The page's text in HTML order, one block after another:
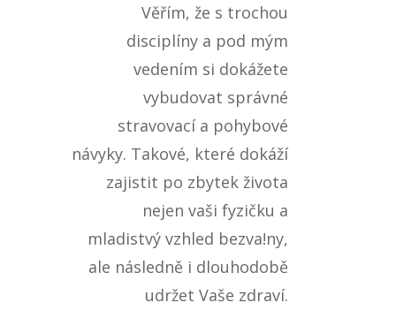
Věřím, že s trochou
disciplíny a pod mým
vedením si dokážete
vybudovat správné
stravovací a pohybové
návyky. Takové, které dokáží
zajistit po zbytek života
nejen vaši fyzičku a
mladistvý vzhled bezva!ny,
ale následně i dlouhodobě
udržet Vaše zdraví.